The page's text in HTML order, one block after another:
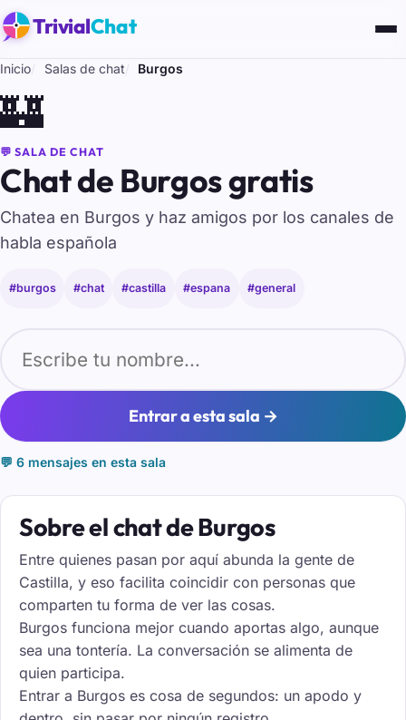
TrivialChat
Inicio Salas de chat Burgos
🏰
💬 SALA DE CHAT
Chat de Burgos gratis
Chatea en Burgos y haz amigos por los canales de
habla española
#burgos #chat #castilla #espana #general
Entrar a esta sala →
💬 6 mensajes en esta sala
Sobre el chat de Burgos
Entre quienes pasan por aquí abunda la gente de
Castilla, y eso facilita coincidir con personas que
comparten tu forma de ver las cosas.
Burgos funciona mejor cuando aportas algo, aunque
sea una tontería. La conversación se alimenta de
quien participa.
Entrar a Burgos es cosa de segundos: un apodo y